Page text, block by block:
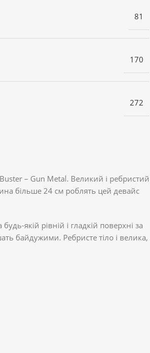
81
170
272
– Gun Metal. Великий і ребристий
більше 24 см роблять цей девайс
якій рівній і гладкій поверхні за
байдужими. Ребристе тіло і велика,